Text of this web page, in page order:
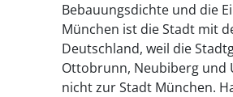
Bebauungsdichte und die
München ist die Stadt mit
Deutschland, weil die
Ottobrunn, Neubiberg und
nicht zur Stadt München.